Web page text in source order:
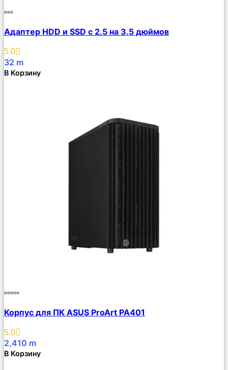
Описание
Избранное
Адаптер HDD и SSD с 2.5 на 3.5 дюймов
5.0
32 m
В Корзину
Описание
Избранное
Корпус для ПК ASUS ProArt PA401
5.0
2,410 m
В Корзину